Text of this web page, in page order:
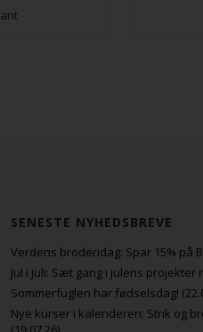
SENESTE NYHEDSBREVE
Verdens broderidag: Spar 15% på
Jul i juli: Sæt gang i julens projekter
Sommerfuglen har fødselsdag!
Nye kurser i kalenderen: Strik og